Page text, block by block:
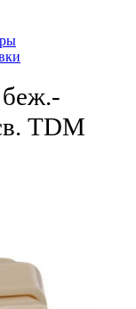
TDM